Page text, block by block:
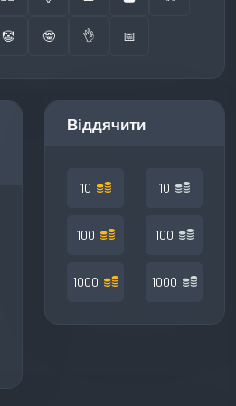
🤡 🤓 👌 📅
Віддячити
10
100
1000
10
100
1000